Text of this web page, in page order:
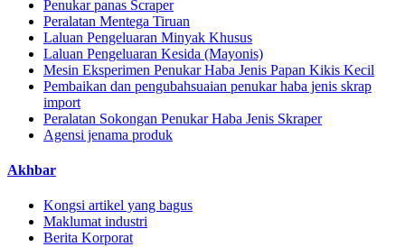
Penukar panas Scraper
Peralatan Mentega Tiruan
Laluan Pengeluaran Minyak Khusus
Laluan Pengeluaran Kesida (Mayonis)
Mesin Eksperimen Penukar Haba Jenis Papan Kikis Kecil
Pembaikan dan pengubahsuaian penukar haba jenis skrap
import
Peralatan Sokongan Penukar Haba Jenis Skraper
Agensi jenama produk
Akhbar
Kongsi artikel yang bagus
Maklumat industri
Berita Korporat